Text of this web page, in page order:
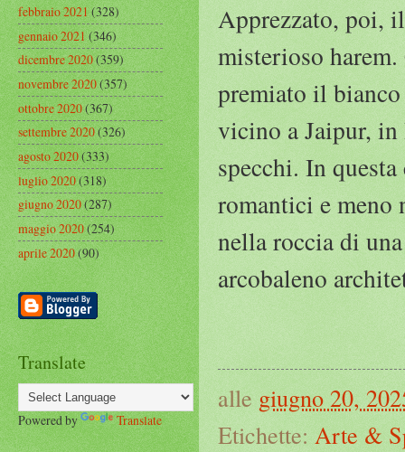
Apprezzato, poi,
misterioso
premiato il
vicino a Jaipur,
specchi. In
romantici e meno
nella roccia di
arcobaleno
alle giugno 20,
Etichette: Arte &
febbraio 2021(328)
gennaio 2021(346)
dicembre 2020(359)
novembre 2020(357)
ottobre 2020(367)
settembre 2020(326)
agosto 2020(333)
luglio 2020(318)
giugno 2020(287)
maggio 2020(254)
aprile 2020(90)
Translate
Powered by Translate